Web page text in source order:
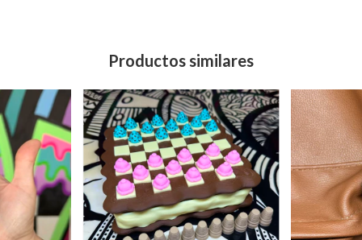
Productos similares